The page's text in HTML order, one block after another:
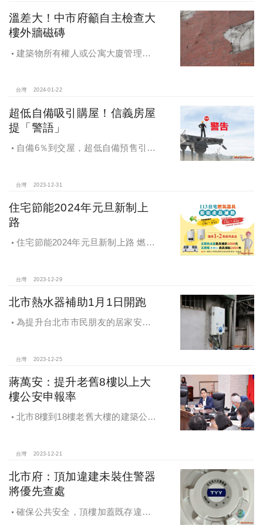
溫差大！中市府籲自主檢查大
樓外牆磁磚
建築物所有權人或公寓大廈管理委
速圈圍防護，並立即委請施工廠商修
台灣 2024-01-22
超低自備吸引購屋！信義房屋
提「警語」
自備6％到交屋，超低自備預售引發
台灣 2023-12-31
住宅節能2024年元旦新制上
路
住宅節能2024年元旦新制上路 燃氣
台灣 2023-12-29
北市熱水器補助1月1日開跑
為提升台北市市民朋友的居家安
戶，每戶補助新台幣3,000元起
台灣 2023-12-25
蔣萬安：提升老舊8樓以上大
樓公安申報率
北市8樓到18樓老舊大樓的建築公安
台灣 2023-12-21
北市府：頂加違建未裝住警器
將優先查處
確保公共安全，頂樓加蓋既存違建